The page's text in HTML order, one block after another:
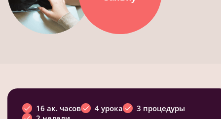
16 ак. часов 4 урока
3 процедуры